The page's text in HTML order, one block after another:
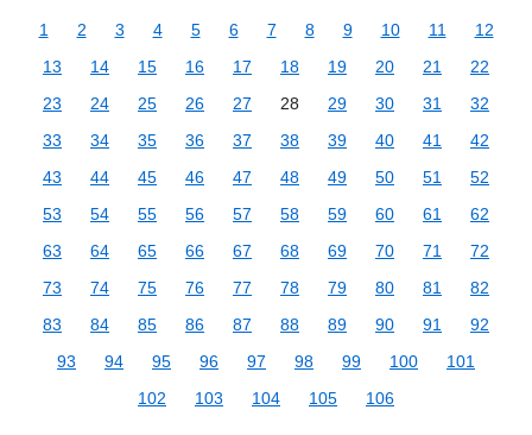
1 2 3 4 5 6 7 8 9 10 11
12
13
14 15 16 17 18 19 20 21
22
23
24 25 26 27 28 29 30 31
32
33
34 35 36 37 38 39 40 41
42
43
44 45 46 47 48 49 50 51
52
53
54 55 56 57 58 59 60 61
62
63
64 65 66 67 68 69 70 71
72
73
74 75 76 77 78 79 80 81
82
83
84 85 86 87 88 89 90 91
92
93
94 95 96 97 98 99 100
101
102
103 104 105 106